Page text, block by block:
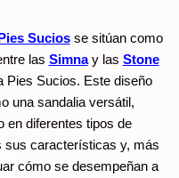
Suciosse sitúan como
las Simnay las Stone
Pies Sucios. Este diseño
una sandalia versátil,
en diferentes tipos de
sus características y, más
cómo se desempeñan a